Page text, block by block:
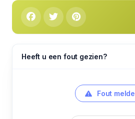
Heeft u een fout gezien?
Fout